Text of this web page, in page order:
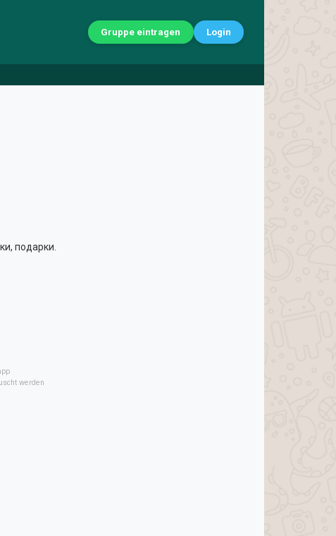
Gruppe eintragen Login
подарки.
werden